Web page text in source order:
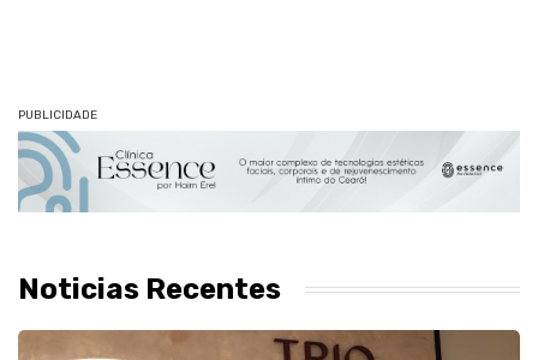
PUBLICIDADE
Noticias Recentes